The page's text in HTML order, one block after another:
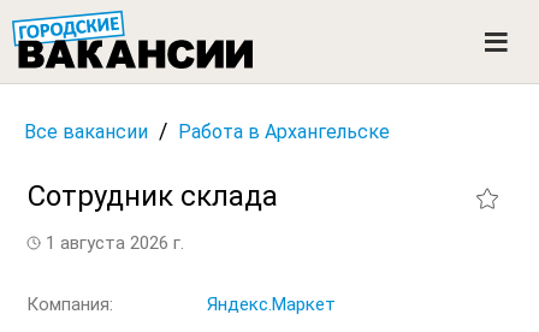
n
Все вакансии / Работа в Архангельске
Сотрудник склада
1 августа 2026 г.
Компания:
Яндекс.Маркет